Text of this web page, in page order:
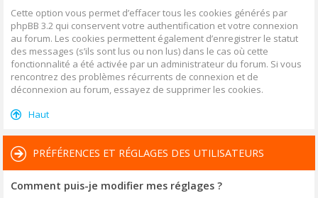
Cette option vous permet d’effacer tous les cookies générés par
phpBB 3.2 qui conservent votre authentification et votre connexion
au forum. Les cookies permettent également d’enregistrer le statut
des messages (s’ils sont lus ou non lus) dans le cas où cette
fonctionnalité a été activée par un administrateur du forum. Si vous
rencontrez des problèmes récurrents de connexion et de
déconnexion au forum, essayez de supprimer les cookies.
Haut
PRÉFÉRENCES ET RÉGLAGES DES UTILISATEURS
Comment puis-je modifier mes réglages ?